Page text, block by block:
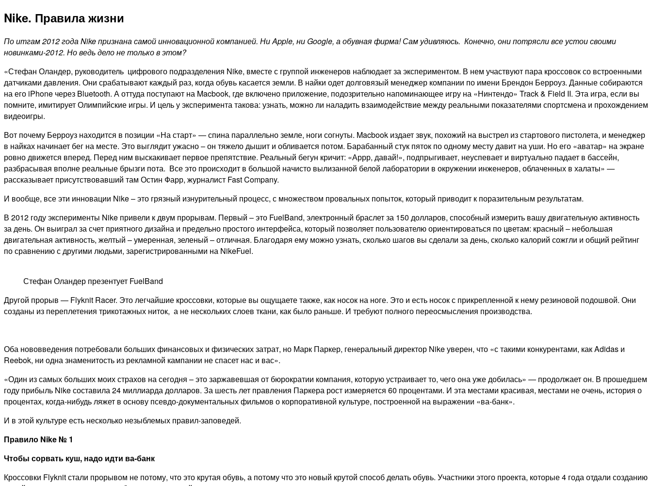
Nike. Правила жизни
По итгам 2012 годаNike признана самой инновационной компанией. НиApple, ни Google, а обувная фирма! Сам удивляюсь. Конечно, они потрясли все устои своими
новинками-2012. Но ведь дело не только в этом?
«Стефан Оландер, руководитель цифрового подразделения Nike, вместе с группой инженеров наблюдает за экспериментом. В нем участвуют пара кроссовок со встроенными
датчиками давления. Они срабатывают каждый раз, когда обувь касается земли. В найки одет долговязый менеджер компании по имени Брендон Берроуз. Данные собираются
на его iPhone через Bluetooth. А оттуда поступают на Macbook, где включено приложение, подозрительно напоминающее игру на «Нинтендо» Track & Field II. Эта игра, если вы
помните, имитирует Олимпийские игры. И цель у эксперимента такова: узнать, можно ли наладить взаимодействие между реальными показателями спортсмена и прохождением
видеоигры.
Вот почему Берроуз находится в позиции «На старт» — спина параллельно земле, ноги согнуты. Macbook издает звук, похожий на выстрел из стартового пистолета, и менеджер
в найках начинает бег на месте. Это выглядит ужасно – он тяжело дышит и обливается потом. Барабанный стук пяток по одному месту давит на уши. Но его «аватар» на экране
ровно движется вперед. Перед ним выскакивает первое препятствие. Реальный бегун кричит: «Аррр, давай!», подпрыгивает, неуспевает и виртуально падает в бассейн,
разбрасывая вполне реальные брызги пота. Все это происходит в большой начисто вылизанной белой лаборатории в окружении инженеров, облаченных в халаты» —
рассказывает присутствовавший там Остин Фарр, журналист Fast Company.
И вообще, все эти инновации Nike – это грязный изнурительный процесс, с множеством провальных попыток, который приводит к поразительным результатам.
В 2012 году эксперименты Nike привели к двум прорывам. Первый – это FuelBand, электронный браслет за 150 долларов, способный измерить вашу двигательную активность
за день. Он выиграл за счет приятного дизайна и предельно простого интерфейса, который позволяет пользователю ориентироваться по цветам: красный – небольшая
двигательная активность, желтый – умеренная, зеленый – отличная. Благодаря ему можно узнать, сколько шагов вы сделали за день, сколько калорий сожгли и общий рейтинг
по сравнению с другими людьми, зарегистрированными на NikeFuel.
Стефан Оландер презентует FuelBand
Другой прорыв — Flyknit Racer. Это легчайшие кроссовки, которые вы ощущаете также, как носок на ноге. Это и есть носок с прикрепленной к нему резиновой подошвой. Они
созданы из переплетения трикотажных ниток, а не нескольких слоев ткани, как было раньше. И требуют полного переосмысления производства.
Оба нововведения потребовали больших финансовых и физических затрат, но Марк Паркер, генеральный директор Nike уверен, что «с такими конкурентами, как Adidas и
Reebok, ни одна знаменитость из рекламной кампании не спасет нас и вас».
«Один из самых больших моих страхов на сегодня – это заржавевшая от бюрократии компания, которую устраивает то, чего она уже добилась» — продолжает он. В прошедшем
году прибыль Nike составила 24 миллиарда долларов. За шесть лет правления Паркера рост измеряется 60 процентами. И эта местами красивая, местами не очень, история о
процентах, когда-нибудь ляжет в основу псевдо-документальных фильмов о корпоративной культуре, построенной на выражении «ва-банк».
И в этой культуре есть несколько незыблемых правил-заповедей.
Правило Nike№ 1
Чтобы сорвать куш, надо идти ва-банк
Кроссовки Flyknit стали прорывом не потому, что это крутая обувь, а потому что это новый крутой способ делать обувь. Участники этого проекта, которые 4 года отдали созданию